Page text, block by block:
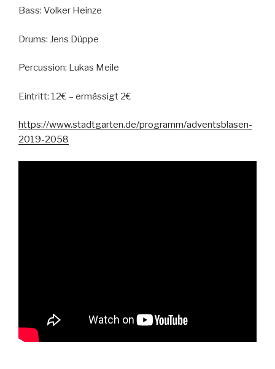
Bass: Volker Heinze
Drums: Jens Düppe
Percussion: Lukas Meile
Eintritt: 12€ – ermässigt 2€
https://www.stadtgarten.de/programm/adventsblasen-
2019-2058